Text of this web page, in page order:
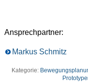
Ansprechpartner:
Markus Schmitz
Kategorie: